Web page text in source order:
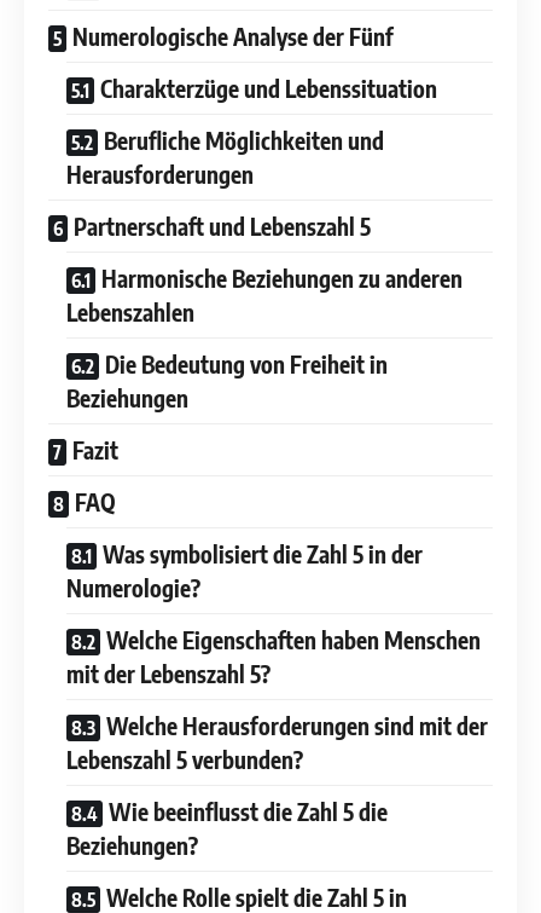
Numerologische Analyse der Fünf
Charakterzüge und Lebenssituation
Berufliche Möglichkeiten und
Herausforderungen
Partnerschaft und Lebenszahl 5
Harmonische Beziehungen zu anderen
Lebenszahlen
Die Bedeutung von Freiheit in
Beziehungen
Fazit
FAQ
Was symbolisiert die Zahl 5 in der
Numerologie?
Welche Eigenschaften haben Menschen
mit der Lebenszahl 5?
Welche Herausforderungen sind mit der
Lebenszahl 5 verbunden?
Wie beeinflusst die Zahl 5 die
Beziehungen?
Welche Rolle spielt die Zahl 5 in